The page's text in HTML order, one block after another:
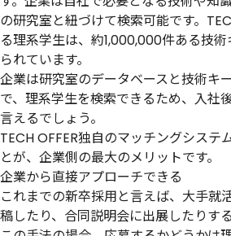
の研究室と紐づけて検索可能です。
る理系学生は、約1,000,000件ある技
られています。
企業は研究室のデータベースと技術キ
で、理系学生を検索できるため、入社
言えるでしょう。
TECH OFFER独自のマッチングシステ
とが、企業側の最大のメリットです。
企業から直接アプローチできる
これまでの新卒採用と言えば、大手就
稿したり、合同説明会に出展したりす